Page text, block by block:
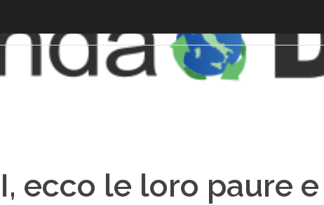
ecco le loro paure e